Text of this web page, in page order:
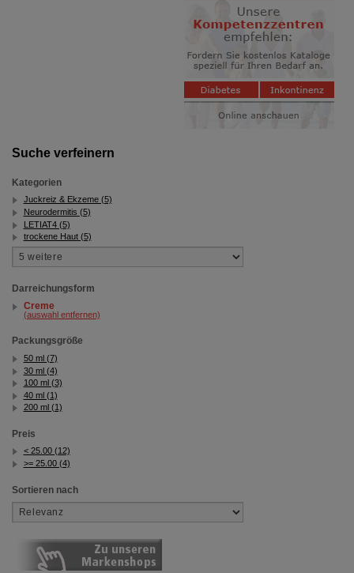
Informationen über die Art und Weise der Nutzung
unserer Website sammeln, mit deren Hilfe wir unsere
Website weiter für Sie optimieren können, den Inhalt
auf unserer Website aber auch die Werbung auf
Drittseiten möglichst relevant für Sie zu gestalten.
Bitte beachten Sie, dass Daten hierfür teilweise an
Dritte wie z.B. Google oder soziale Medien
Suche verfeinern
Kategorien
Juckreiz & Ekzeme (5)
Neurodermitis (5)
LETIAT4 (5)
trockene Haut (5)
Darreichungsform
Creme
(auswahl entfernen)
Packungsgröße
50 ml (7)
30 ml (4)
100 ml (3)
40 ml (1)
200 ml (1)
Preis
< 25.00 (12)
>= 25.00 (4)
Sortieren nach